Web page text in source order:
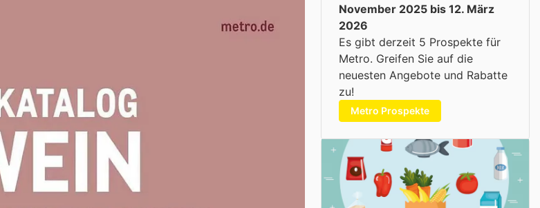
November 2025 bis 12. März
2026
Es gibt derzeit 5 Prospekte für
Metro. Greifen Sie auf die
neuesten Angebote und Rabatte
zu!
Metro Prospekte